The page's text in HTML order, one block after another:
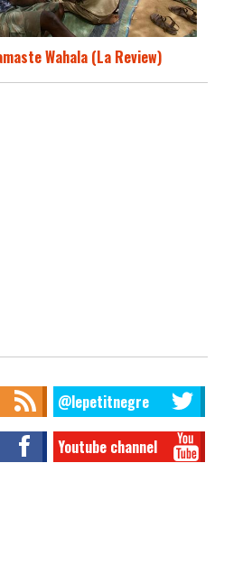
Wahala (La Review)
@lepetitnegre
Youtube channel